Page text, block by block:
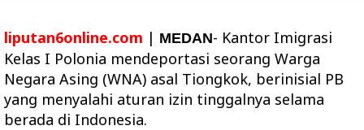
liputan6online.com | MEDAN- Kantor Imigrasi
Kelas I Polonia mendeportasi seorang Warga
Negara Asing (WNA) asal Tiongkok, berinisial PB
yang menyalahi aturan izin tinggalnya selama
berada di Indonesia.